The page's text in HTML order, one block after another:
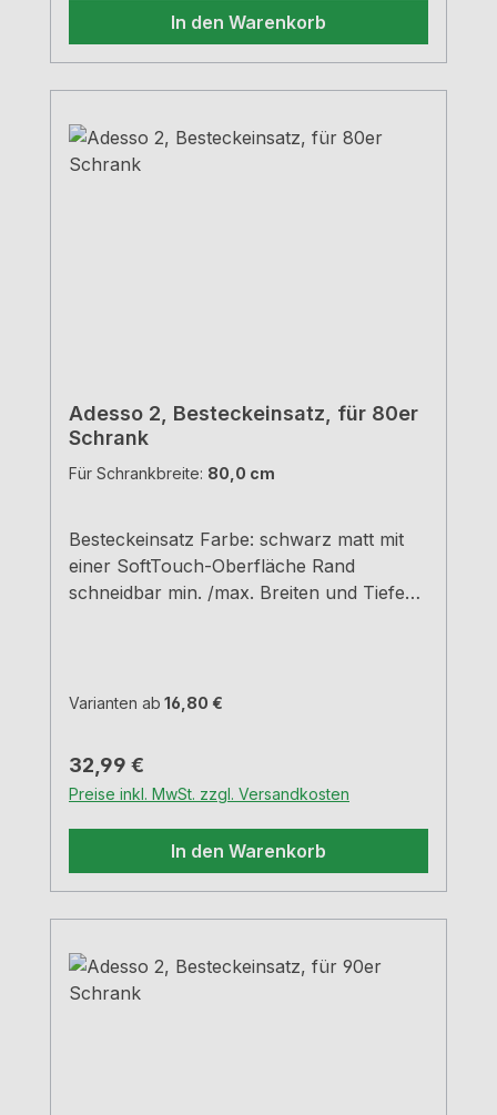
In den Warenkorb
Adesso 2, Besteckeinsatz, für 80er
Schrank
Für Schrankbreite: 80,0 cm
Besteckeinsatz Farbe: schwarz matt mit
einer SoftTouch-Oberfläche Rand
schneidbar min. /max. Breiten und Tiefen
Varianten ab 16,80 €
Regulärer Preis:
32,99 €
Preise inkl. MwSt. zzgl. Versandkosten
In den Warenkorb